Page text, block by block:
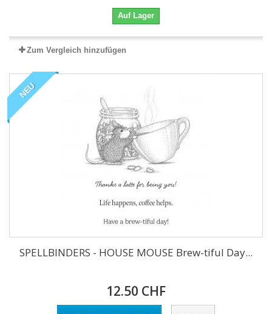
Auf Lager
Zum Vergleich hinzufügen
NEU
SPELLBINDERS - HOUSE MOUSE Brew-tiful Day...
12.50 CHF